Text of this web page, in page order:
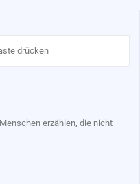
erzählen, die nicht